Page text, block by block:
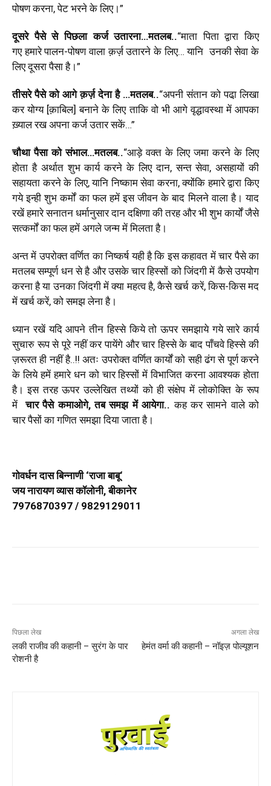
पोषण करना,पेट भरने के लिए।”
दूसरे पैसे से पिछला कर्ज उतारना…मतलब..“माता पिता द्वारा किए
गए हमारे पालन-पोषण वाला क़र्ज़ उतारने के लिए… यानि उनकी सेवा के
लिए दूसरा पैसा है।”
तीसरे पैसे को आगे क़र्ज़ देना है…मतलब..“अपनी संतान को पढा़ लिखा
कर योग्य [क़ाबिल] बनाने के लिए ताकि वो भी आगे वृद्धावस्था में आपका
ख़्याल रख अपना कर्ज उतार सकें…”
चौथा पैसा को संभाल…मतलब..“आड़े वक्त के लिए जमा करने के लिए
होता है अर्थात शुभ कार्य करने के लिए दान,सन्त सेवा,असहायों की
सहायता करने के लिए,यानि निष्काम सेवा करना,क्योंकि हमारे द्वारा किए
गये इन्ही शुभ कर्मों का फल हमें इस जीवन के बाद मिलने वाला है। याद
रखें हमारे सनातन धर्मानुसार दान दक्षिणा की तरह और भी शुभ कार्यों जैसे
सत्कर्मों का फल हमें अगले जन्म में मिलता है।
अन्त में उपरोक्त वर्णित का निष्कर्ष यही है कि इस कहावत में चार पैसे का
मतलब सम्पूर्ण धन से है और उसके चार हिस्सों को जिंदगी में कैसे उपयोग
करना है या उनका जिंदगी में क्या महत्व है,कैसे खर्च करें,किस-किस मद
में खर्च करें,को समझ लेना है।
ध्यान रखें यदि आपने तीन हिस्से किये तो ऊपर समझाये गये सारे कार्य
सुचारु रूप से पूरे नहीं कर पायेंगे और चार हिस्से के बाद पाँचवे हिस्से की
ज़रूरत ही नहीं है..!! अतः उपरोक्त वर्णित कार्यों को सही ढंग से पूर्ण करने
के लिये हमें हमारे धन को चार हिस्सों में विभाजित करना आवश्यक होता
है। इस तरह ऊपर उल्लेखित तथ्यों को ही संक्षेप मेंलोकोक्ति के रूप
में
चार पैसे कमाओगे,तब समझ में आयेगा.. कह कर सामने वाले को
चार पैसों का गणित समझा दिया जाता है।
गोवर्धन दास बिन्नाणी ‘राजा बाबू‘
जय नारायण व्यास कॉलोनी,बीकानेर
7976870397 / 9829129011
पिछला लेख
लकी राजीव की कहानी – सुरंग के पार
रोशनी है
अगला लेख
हेमंत वर्मा की कहानी – नॉइज़ पोल्यूशन